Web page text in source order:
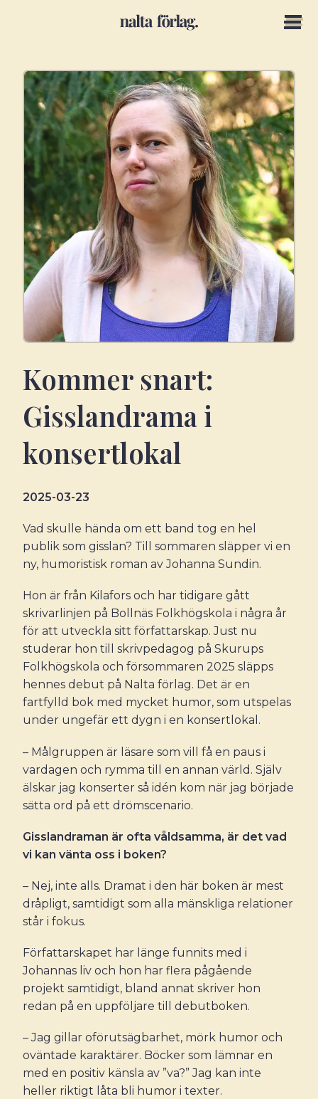
Kommer snart:
Gisslandrama i
konsertlokal
2025-03-23
Vad skulle hända om ett band tog en hel
publik som gisslan? Till sommaren släpper vi en
ny, humoristisk roman av Johanna Sundin.
Hon är från Kilafors och har tidigare gått
skrivarlinjen på Bollnäs Folkhögskola i några år
för att utveckla sitt författarskap. Just nu
studerar hon till skrivpedagog på Skurups
Folkhögskola och försommaren 2025 släpps
hennes debut på Nalta förlag. Det är en
fartfylld bok med mycket humor, som utspelas
under ungefär ett dygn i en konsertlokal.
– Målgruppen är läsare som vill få en paus i
vardagen och rymma till en annan värld. Själv
älskar jag konserter så idén kom när jag började
sätta ord på ett drömscenario.
Gisslandraman är ofta våldsamma, är det vad
vi kan vänta oss i boken?
– Nej, inte alls. Dramat i den här boken är mest
dråpligt, samtidigt som alla mänskliga relationer
står i fokus.
Författarskapet har länge funnits med i
Johannas liv och hon har flera pågående
projekt samtidigt, bland annat skriver hon
redan på en uppföljare till debutboken.
– Jag gillar oförutsägbarhet, mörk humor och
oväntade karaktärer. Böcker som lämnar en
med en positiv känsla av ”va?” Jag kan inte
heller riktigt låta bli humor i texter.